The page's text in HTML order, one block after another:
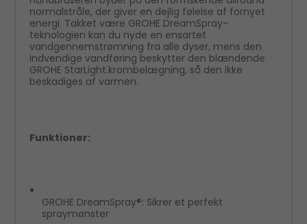
normalstråle, der giver en dejlig følelse af fornyet
energi. Takket være GROHE DreamSpray-
teknologien kan du nyde en ensartet
vandgennemstrømning fra alle dyser, mens den
indvendige vandføring beskytter den blændende
GROHE StarLight.krombelægning, så den ikke
beskadiges af varmen.
Funktioner:
GROHE DreamSpray®: Sikrer et perfekt
spraymønster